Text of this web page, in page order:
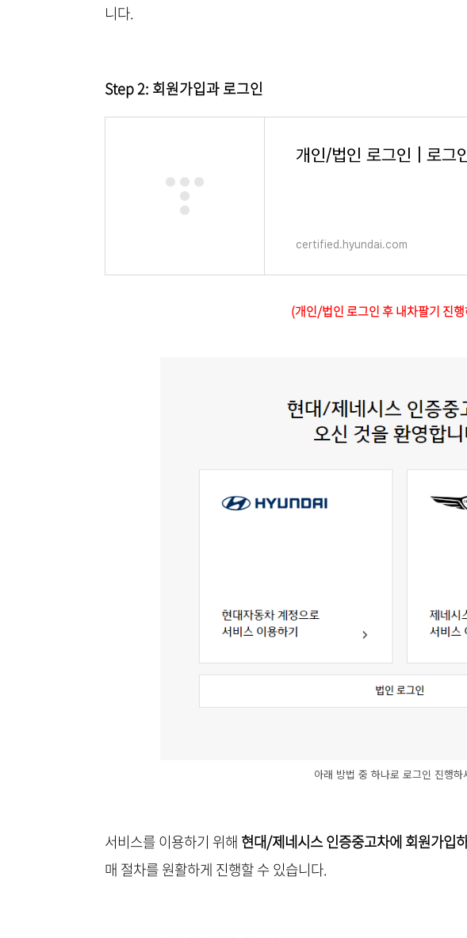
니다.
Step 2: 회원가입과 로그인
certified.hyundai.com
(개인/법인 로그인 후 내차팔기 진
아래 방법 중 하나로 로그인 진행하
서비스를 이용하기 위해 현대/제네시스 인증중고차에 회원가입
매 절차를 원활하게 진행할 수 있습니다.